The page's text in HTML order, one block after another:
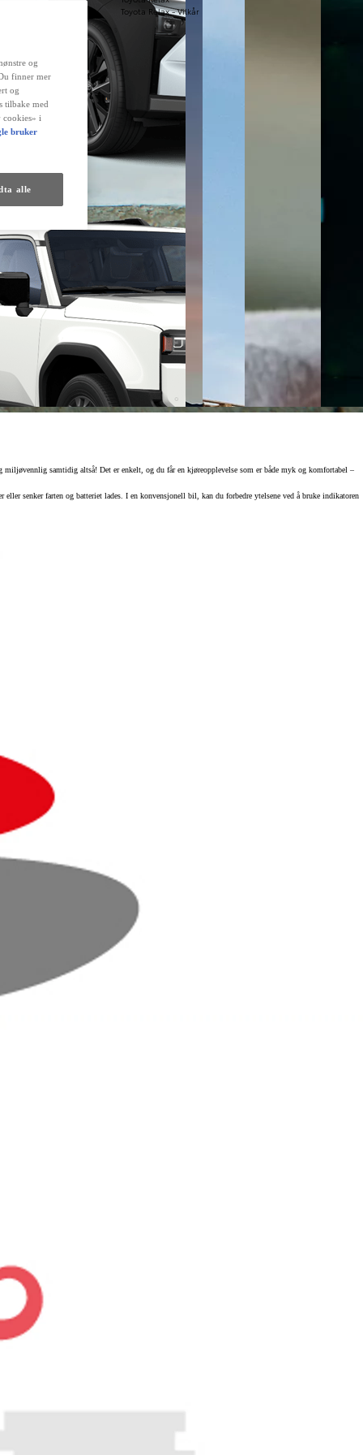
Toyota Relax - Vilkår
samtidig altså! Det er enkelt, og du får en kjøreopplevelse som er både myk og komfortabel –
senker farten og batteriet lades. I en konvensjonell bil, kan du forbedre ytelsene ved å bruke indikatoren
og
finner mer
og
tilbake med
i
bruker
alle